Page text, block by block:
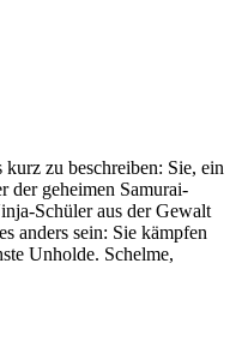
zu beschreiben: Sie, ein
der geheimen Samurai-
Schüler aus der Gewalt
anders sein: Sie kämpfen
Unholde. Schelme,